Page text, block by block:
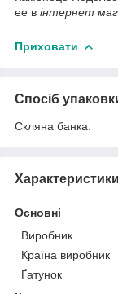
ее в інтернет
Приховати
Спосіб
Скляна банка.
Характеристики
Основні
Виробник
Країна виробник
Ґатунок